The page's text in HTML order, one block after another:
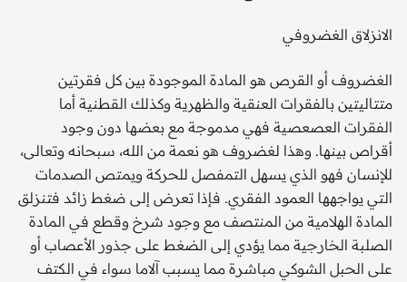
الانزلاق الغضروفي
الغضروف أو القرص هو المادة الموجودة بين كل فقرتين
متتاليتين بالفقرات العنقية والظهرية وكذلك القطنية أما
الفقرات العصعصية فهي مدموجة مع بعضها دون وجود
أقراص بينها. وهذا لغضروف هو نعمة من الله، سبحانه وتعالى،
للإنسان فهو الذي يسهل التمفصل للحركة ويمتص الصدمات
التي يواجهها العمود الفقري. فإذا تعرض إلى ضغط زائد فتنزلق
المادة الهلامية من المنتصف مع وجود شرخ وقطع في المادة
الصلبة الخارجية مما يؤدي إلى الضغط على جذور الأعصاب أو
على الحبل الشوكي مباشرة مما يسبب آلاما سواء في الكتف